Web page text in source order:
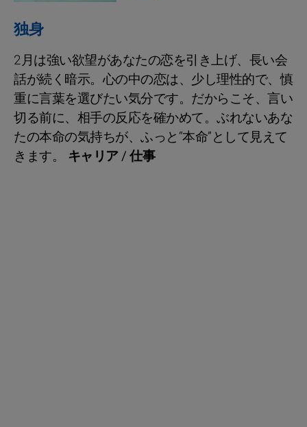
独身
2月は強い欲望があなたの恋を引き上げ、長い会
話が続く暗示。心の中の恋は、少し理性的で、慎
重に言葉を選びたい気分です。だからこそ、言い
切る前に、相手の反応を確かめて。ぶれないあな
たの本命の気持ちが、ふっと“本命”として見えて
きます。 キャリア / 仕事